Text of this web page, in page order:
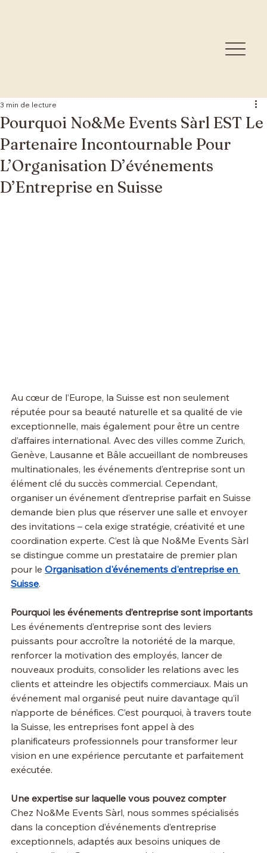
Pourquoi No&Me Events Sàrl EST Le
Partenaire Incontournable Pour
L’Organisation D’événements
D’Entreprise en Suisse
3 min de lecture
Au cœur de l’Europe, la Suisse est non seulement
réputée pour sa beauté naturelle et sa qualité de vie
exceptionnelle, mais également pour être un centre
d’affaires international. Avec des villes comme Zurich,
Genève, Lausanne et Bâle accueillant de nombreuses
multinationales, les événements d’entreprise sont un
élément clé du succès commercial. Cependant,
organiser un événement d’entreprise parfait en Suisse
demande bien plus que réserver une salle et envoyer
des invitations – cela exige stratégie, créativité et une
coordination experte. C’est là que No&Me Events Sàrl
se distingue comme un prestataire de premier plan
pour le Organisation d'événements d'entreprise en
Suisse.
Pourquoi les événements d’entreprise sont importants
Les événements d’entreprise sont des leviers
puissants pour accroître la notoriété de la marque,
renforcer la motivation des employés, lancer de
nouveaux produits, consolider les relations avec les
clients et atteindre les objectifs commerciaux. Mais un
événement mal organisé peut nuire davantage qu’il
n’apporte de bénéfices. C’est pourquoi, à travers toute
la Suisse, les entreprises font appel à des
planificateurs professionnels pour transformer leur
vision en une expérience percutante et parfaitement
exécutée.
Une expertise sur laquelle vous pouvez compter
Chez No&Me Events Sàrl, nous sommes spécialisés
dans la conception d’événements d’entreprise
exceptionnels, adaptés aux besoins uniques de